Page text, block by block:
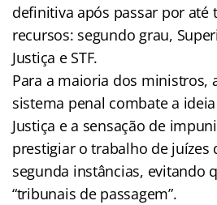
definitiva após passar por até
recursos: segundo grau,
Justiça e STF.
Para a maioria dos ministros,
sistema penal combate a
Justiça e a sensação de
prestigiar o trabalho de juízes
segunda instâncias, evitando
“tribunais de passagem”.